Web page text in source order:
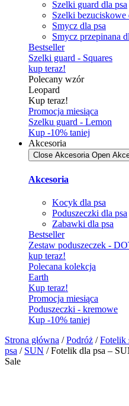
Szelki guard dla psa
Szelki bezuciskowe
Smycz dla psa
Smycz przepinana
Bestseller
Szelki guard - Squares
kup teraz!
Polecany wzór
Leopard
Kup teraz!
Promocja miesiąca
Szelku guard - Lemon
Kup -10% taniej
Akcesoria
Close Akcesoria Open
Akcesoria
Kocyk dla psa
Poduszeczki dla psa
Zabawki dla psa
Bestseller
Zestaw poduszeczek -
kup teraz!
Polecana kolekcja
Earth
Kup teraz!
Promocja miesiąca
Poduszeczki - kremowe
Kup -10% taniej
Strona główna /Podróż /Fotelik
psa / SUN / Fotelik dla psa –
Sale